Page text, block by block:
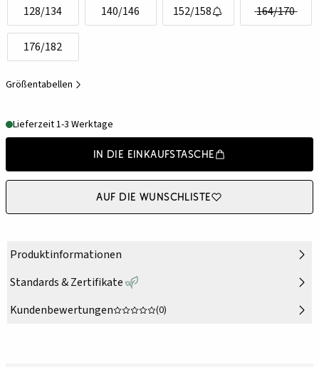
128/134 140/146 152/158 164/170
176/182
Größentabellen
Lieferzeit 1-3 Werktage
In die Einkaufstasche
Auf die Wunschliste
Produktinformationen
Standards & Zertifikate
Kundenbewertungen
(0)